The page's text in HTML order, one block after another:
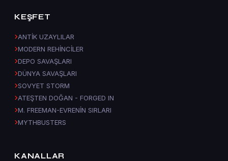
KEŞFET
ANTİK UZAYLILAR
MODERN REHİNCİLER
DEPO SAVAŞLARI
DÜNYA SAVAŞLARI
SOVYET STORM
ATEŞTEN DOĞAN - FORGED IN
M. FREEMAN-EVRENİN SIRLARI
MYTHBUSTERS
KANALLAR